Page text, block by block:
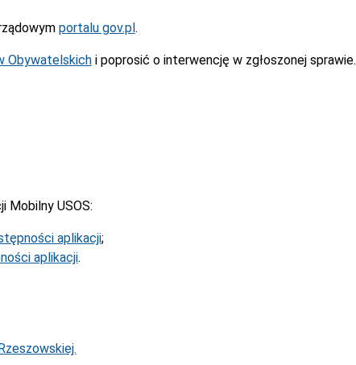
portalu gov.pl .
Obywatelskichi poprosić o interwencję w zgłoszonej sprawie.
Mobilny USOS:
aplikacji;
aplikacji.